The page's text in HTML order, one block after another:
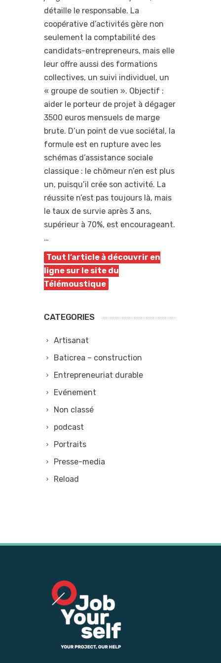
détaille le responsable. La
coopérative d’activités gère non
seulement la comptabilité des
candidats-entrepreneurs, mais elle
leur offre aussi des formations
collectives, un suivi individuel, un
« groupe de soutien ». Objectif :
aider le porteur de projet à dégager
3500 euros mensuels de marge
brute. D’un point de vue sociétal, la
formule est en rupture avec les
schémas d’assistance sociale
classique : le chômeur n’en est plus
un, puisqu’il crée son activité. La
réussite n’est pas toujours là, mais
le taux de survie après 3 ans,
supérieur à 70%, est encourageant.
…
Tout l’article à découvrir en
ligne sur le site du
Télémoustique
CATEGORIES
Artisanat
Baticrea – construction
Entrepreneuriat durable
Evénement
Non classé
podcast
Portraits
Presse-media
Reload